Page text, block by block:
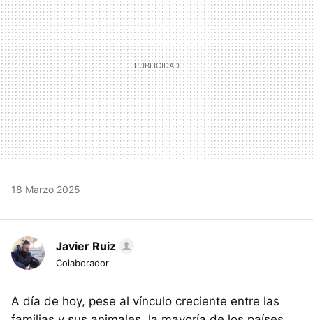
18 Marzo 2025
Javier Ruiz
Colaborador
A día de hoy, pese al vínculo creciente entre las